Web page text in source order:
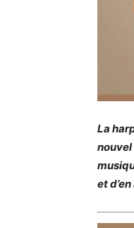
La
et